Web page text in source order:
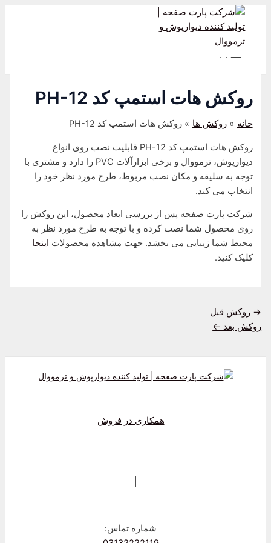
Main
Menu
روکش هات استمپ کد PH-12
خانه روکش ها روکش هات استمپ کد PH-12
روکش هات استمپ کد PH-12 قابلیت نصب روی انواع
دیوارپوش، ترمووال و برخی ابزارآلات PVC را دارد و مشتری با
توجه به سلیقه و مکان نصب مربوط، طرح مورد نظر خود را
انتخاب می کند.
شرکت پارت صفحه پس از بررسی ابعاد محصول، این روکش را
روی محصول شما نصب کرده و با توجه به طرح مورد نظر به
محیط شما زیبایی می بخشد. جهت مشاهده محصولات اینجا
کلیک کنید.
پیمایش
→ روکش قبل
روکش بعد ←
همکاری در فروش
شماره تماس: